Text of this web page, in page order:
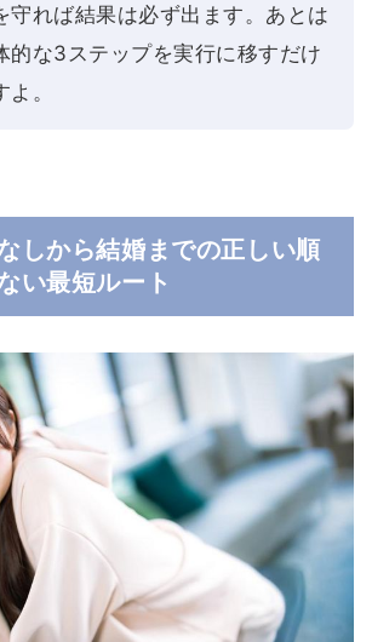
守れば結果は必ず出ます。あとは
的な3ステップを実行に移すだけ
よ。
しから結婚までの正しい順
い最短ルート